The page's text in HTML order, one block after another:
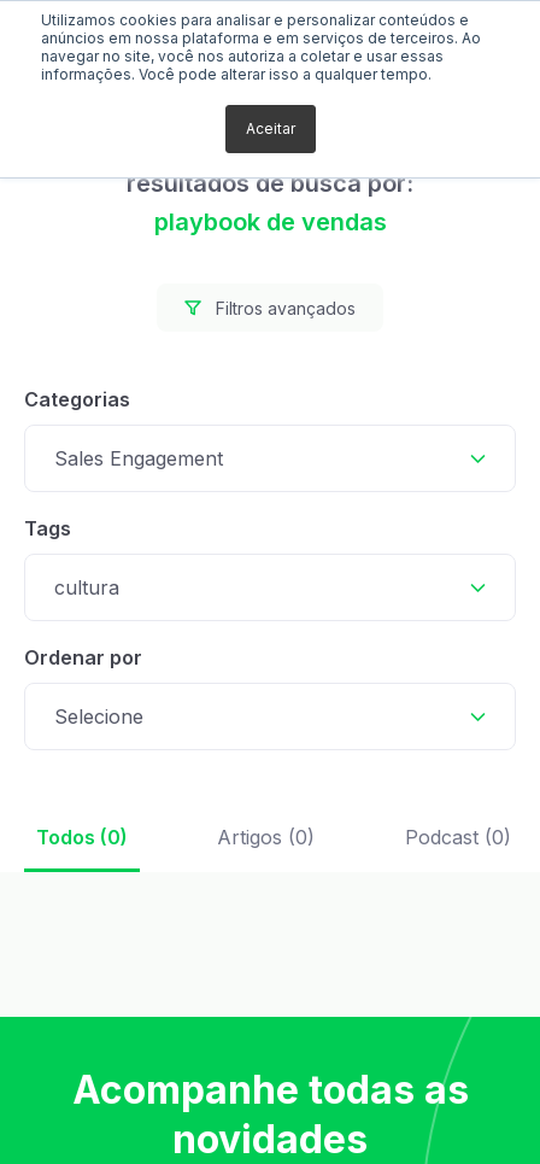
Utilizamos cookies para analisar e personalizar conteúdos e
anúncios em nossa plataforma e em serviços de terceiros. Ao
navegar no site, você nos autoriza a coletar e usar essas
informações. Você pode alterar isso a qualquer tempo.
Aceitar
Foram encontrados 0
resultados de busca por:
playbook de vendas
Filtros avançados
Categorias
Sales Engagement
Tags
cultura
Ordenar por
Selecione
Todos (0) Artigos (0) Podcast (0)
Acompanhe todas as
novidades